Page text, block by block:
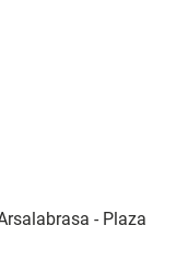
- Plaza